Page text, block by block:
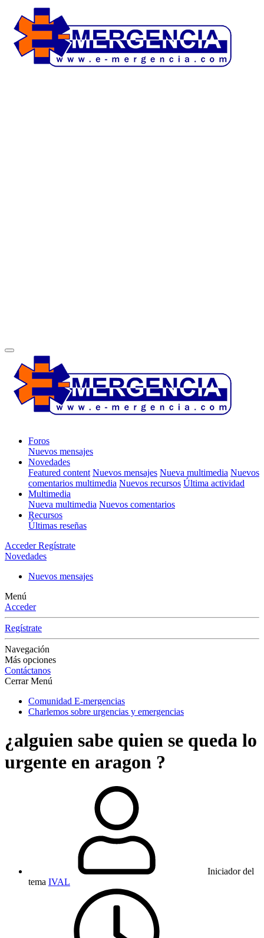
Foros
Nuevos mensajes
Novedades
Featured content Nuevos mensajes Nueva multimedia Nuevos
comentarios multimedia Nuevos recursos Última actividad
Multimedia
Nueva multimedia Nuevos comentarios
Recursos
Últimas reseñas
Acceder Regístrate
Novedades
Nuevos mensajes
Menú
Acceder
Regístrate
Navegación
Más opciones
Contáctanos
Cerrar Menú
Comunidad E-mergencias
Charlemos sobre urgencias y emergencias
¿alguien sabe quien se queda lo
urgente en aragon ?
Iniciador del
tema IVAL